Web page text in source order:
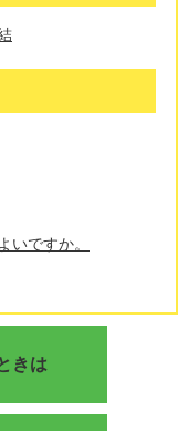
いですか。
きは